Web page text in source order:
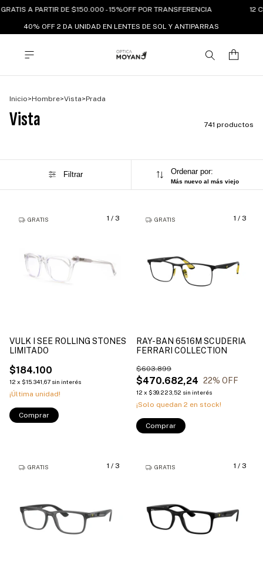
A PARTIR DE $150.000 - 15%OFF POR TRANSFERENCIA 12
40% OFF 2 DA UNIDAD EN LENTES DE SOL Y ANTIPARRAS
Inicio>Hombre>Vista>Prada
Vista 741 productos
Filtrar Ordenar por:
Más nuevo al más viejo
1 / 3
GRATIS
VULK I SEE ROLLING STONES
LIMITADO
$184.100
12 x $15.341,67 sin interés
¡Última unidad!
Comprar
1 / 3
GRATIS
RAY-BAN 6516M SCUDERIA
FERRARI COLLECTION
$470.682,24
$603.899
22% OFF
12 x $39.223,52 sin interés
¡Solo quedan 2 en stock!
Comprar
1 / 3
GRATIS 1 / 3
GRATIS